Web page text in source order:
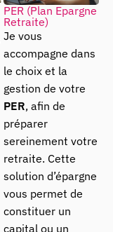
PER (Plan Epargne
Retraite)
Je vous
accompagne dans
le choix et la
gestion de votre
PER, afin de
préparer
sereinement votre
retraite. Cette
solution d’épargne
vous permet de
constituer un
capital ou un